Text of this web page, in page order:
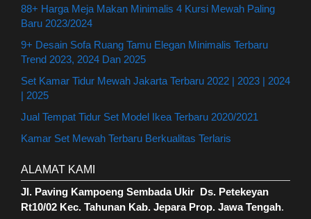
88+ Harga Meja Makan Minimalis 4 Kursi Mewah Paling
Baru 2023/2024
9+ Desain Sofa Ruang Tamu Elegan Minimalis Terbaru
Trend 2023, 2024 Dan 2025
Set Kamar Tidur Mewah Jakarta Terbaru 2022 | 2023 | 2024
| 2025
Jual Tempat Tidur Set Model Ikea Terbaru 2020/2021
Kamar Set Mewah Terbaru Berkualitas Terlaris
ALAMAT KAMI
Jl. Paving Kampoeng Sembada Ukir Ds. Petekeyan
Rt10/02 Kec. Tahunan Kab. Jepara Prop. Jawa Tengah.